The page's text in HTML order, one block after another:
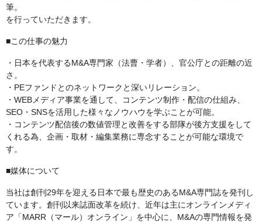
筆。
を行っていただきます。
■この仕事の魅力
・日本を代表するM&A専門家（法曹・学者）、官公庁との距離の近
さ。
・PEファンドとのネットワークと深いリレーション。
・WEBメディア事業を通して、コンテンツ制作・配信の仕組み、
SEO・SNSを活用した様々なノウハウを学ぶことが可能。
・コンテンツ配信後の数値管理と改善をする部隊が後方支援をして
くれる為、企画・取材・編集業務に専念することが可能な環境で
す。
■媒体について
当社は創刊29年を迎える日本で最も歴史のあるM&A専門誌を発刊し
ています。創刊以来誌面改革を続け、近年は主にオンラインメディ
ア「MARR（マール）オンライン」を中心に、M&Aの専門情報を発